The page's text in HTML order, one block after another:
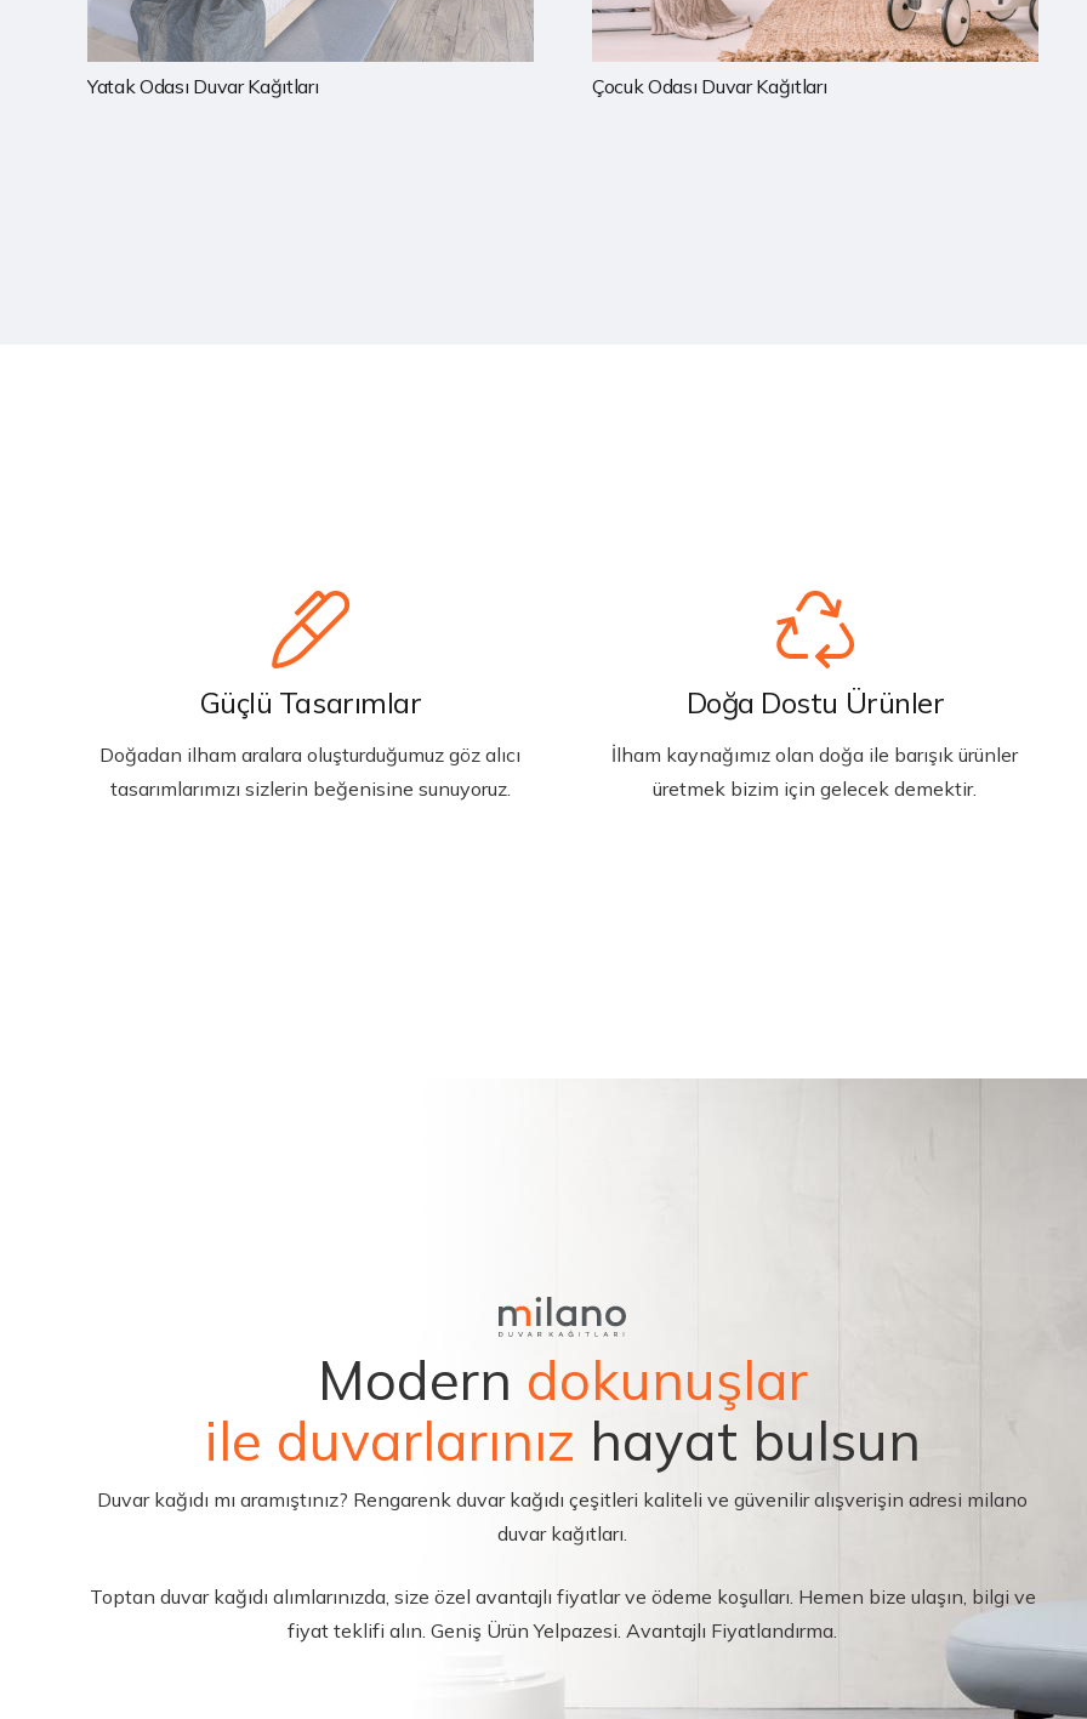
Çocuk Odası Duvar Kağıtları Mutfak Duvar Kağıtları
Güçlü Tasarımlar
Doğadan ilham aralara oluşturduğumuz göz alıcı
tasarımlarımızı sizlerin beğenisine sunuyoruz.
Doğa Dostu Ürünler
İlham kaynağımız olan doğa ile barışık ürünler
üretmek bizim için gelecek demektir.
Modern dokunuşlar
ile duvarlarınız hayat bulsun
Duvar kağıdı mı aramıştınız? Rengarenk duvar kağıdı çeşitleri kaliteli ve güvenilir alışverişin adresi milano
duvar kağıtları.
Toptan duvar kağıdı alımlarınızda, size özel avantajlı fiyatlar ve ödeme koşulları. Hemen bize ulaşın, bilgi ve
fiyat teklifi alın. Geniş Ürün Yelpazesi. Avantajlı Fiyatlandırma.